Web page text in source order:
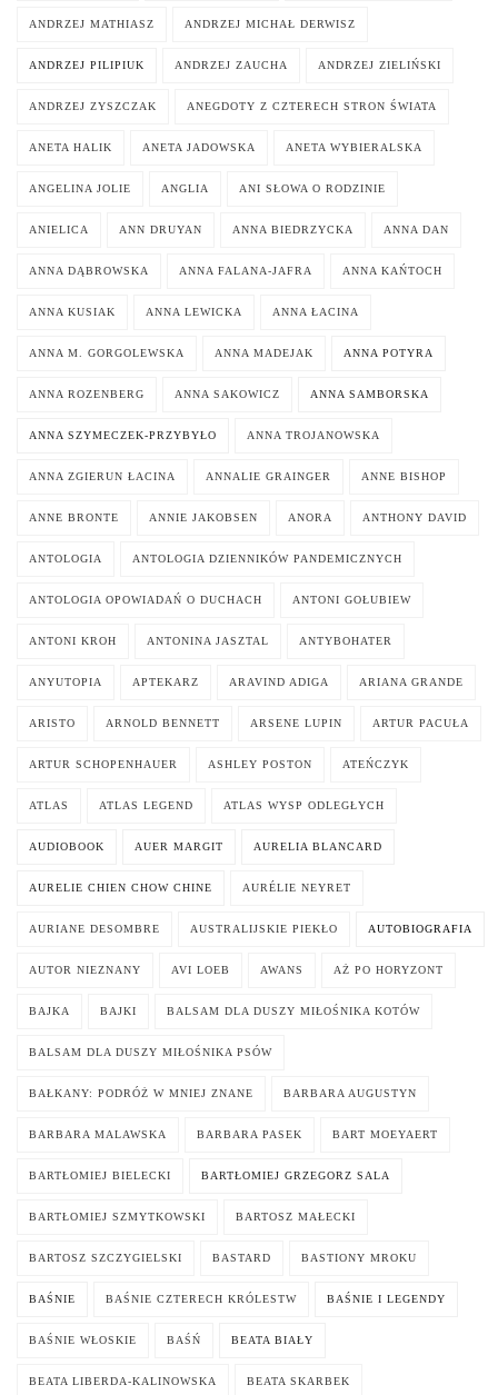
ANDRZEJ MATHIASZ ANDRZEJ MICHAŁ DERWISZ
ANDRZEJ PILIPIUK ANDRZEJ ZAUCHA ANDRZEJ ZIELIŃSKI
ANDRZEJ ZYSZCZAK ANEGDOTY Z CZTERECH STRON ŚWIATA
ANETA HALIK ANETA JADOWSKA ANETA WYBIERALSKA
ANGELINA JOLIE ANGLIA ANI SŁOWA O RODZINIE
ANIELICA ANN DRUYAN ANNA BIEDRZYCKA ANNA DAN
ANNA DĄBROWSKA ANNA FALANA-JAFRA ANNA KAŃTOCH
ANNA KUSIAK ANNA LEWICKA ANNA ŁACINA
ANNA M. GORGOLEWSKA ANNA MADEJAK ANNA POTYRA
ANNA ROZENBERG ANNA SAKOWICZ ANNA SAMBORSKA
ANNA SZYMECZEK-PRZYBYŁO ANNA TROJANOWSKA
ANNA ZGIERUN ŁACINA ANNALIE GRAINGER ANNE BISHOP
ANNE BRONTE ANNIE JAKOBSEN ANORA ANTHONY DAVID
ANTOLOGIA ANTOLOGIA DZIENNIKÓW PANDEMICZNYCH
ANTOLOGIA OPOWIADAŃ O DUCHACH ANTONI GOŁUBIEW
ANTONI KROH ANTONINA JASZTAL ANTYBOHATER
ANYUTOPIA APTEKARZ ARAVIND ADIGA ARIANA GRANDE
ARISTO ARNOLD BENNETT ARSENE LUPIN ARTUR PACUŁA
ARTUR SCHOPENHAUER ASHLEY POSTON ATEŃCZYK
ATLAS ATLAS LEGEND ATLAS WYSP ODLEGŁYCH
AUDIOBOOK AUER MARGIT AURELIA BLANCARD
AURELIE CHIEN CHOW CHINE AURÉLIE NEYRET
AURIANE DESOMBRE AUSTRALIJSKIE PIEKŁO AUTOBIOGRAFIA
AUTOR NIEZNANY AVI LOEB AWANS AŻ PO HORYZONT
BAJKA BAJKI BALSAM DLA DUSZY MIŁOŚNIKA KOTÓW
BALSAM DLA DUSZY MIŁOŚNIKA PSÓW
BAŁKANY: PODRÓŻ W MNIEJ ZNANE BARBARA AUGUSTYN
BARBARA MALAWSKA BARBARA PASEK BART MOEYAERT
BARTŁOMIEJ BIELECKI BARTŁOMIEJ GRZEGORZ SALA
BARTŁOMIEJ SZMYTKOWSKI BARTOSZ MAŁECKI
BARTOSZ SZCZYGIELSKI BASTARD BASTIONY MROKU
BAŚNIE BAŚNIE CZTERECH KRÓLESTW BAŚNIE I LEGENDY
BAŚNIE WŁOSKIE BAŚŃ BEATA BIAŁY
BEATA LIBERDA-KALINOWSKA BEATA SKARBEK